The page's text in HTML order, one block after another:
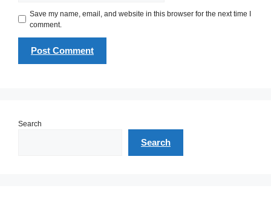
Save my name, email, and website in this browser for the next time I
comment.
Search
Search